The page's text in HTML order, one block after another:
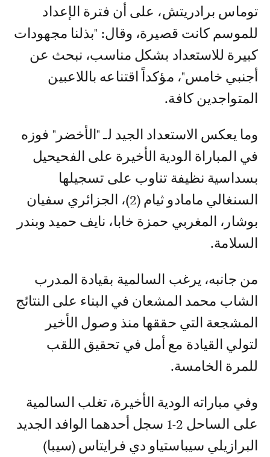
توماس برادريتش، على أن فترة الإعداد
للموسم كانت قصيرة، وقال: "بذلنا مجهودات
كبيرة للاستعداد بشكل مناسب، نبحث عن
أجنبي خامس"، مؤكداً اقتناعه باللاعبين
المتواجدين كافة.
وما يعكس الاستعداد الجيد لـ "الأخضر" فوزه
في المباراة الودية الأخيرة على الفحيحيل
بسداسية نظيفة تناوب على تسجيلها
السنغالي مامادو ثيام (2)، الجزائري سفيان
بوشار، المغربي حمزة خابا، نايف حميد وبندر
السلامة.
من جانبه، يرغب السالمية بقيادة المدرب
الشاب محمد المشعان في البناء على النتائج
المشجعة التي حققها منذ وصول الأخير
لتولي القيادة مع أمل في تحقيق اللقب
للمرة الخامسة.
وفي مباراته الودية الأخيرة، تغلب السالمية
على الساحل 2-1 سجل أحدهما الوافد الجديد
البرازيلي سيباستياو دي فرايتاس (سيبا)